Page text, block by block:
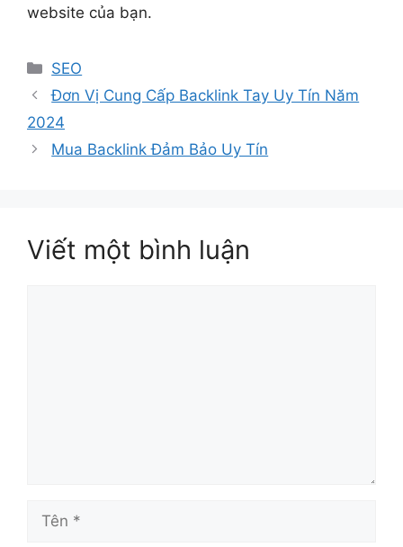
website của bạn.
Danh
mục
SEO
Đơn Vị Cung Cấp Backlink Tay Uy Tín Năm
2024
Mua Backlink Đảm Bảo Uy Tín
Viết một bình luận